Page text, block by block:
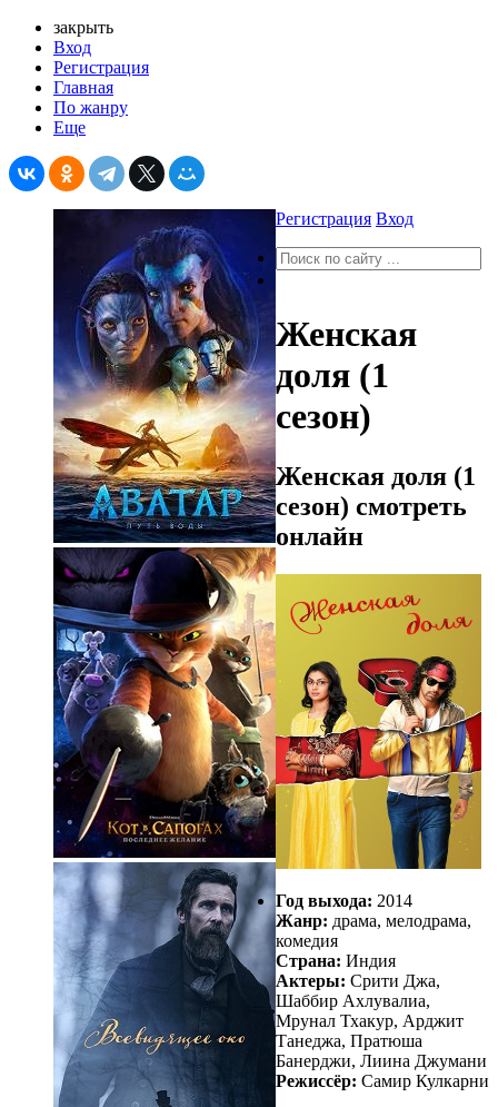
закрыть
Вход
Регистрация
Главная
По жанру
Еще
Регистрация Вход
Женская
доля (1
сезон)
Женская доля (1
сезон) смотреть
онлайн
Год выхода: 2014
Жанр: драма, мелодрама,
комедия
Страна: Индия
Актеры: Срити Джа,
Шаббир Ахлувалиа,
Мрунал Тхакур, Арджит
Танеджа, Пратюша
Банерджи, Лиина Джумани
Режиссёр: Самир Кулкарни